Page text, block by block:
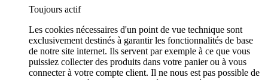
Toujours actif
Les cookies nécessaires d'un point de vue technique sont
exclusivement destinés à garantir les fonctionnalités de base
de notre site internet. Ils servent par exemple à ce que vous
puissiez collecter des produits dans votre panier ou à vous
connecter à votre compte client. Il ne nous est pas possible de